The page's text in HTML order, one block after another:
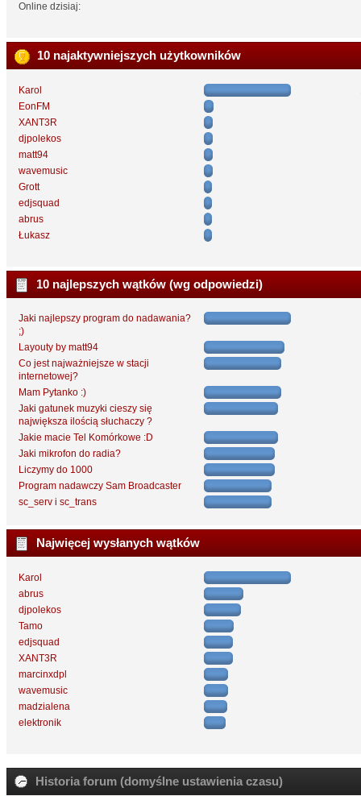
Online dzisiaj:
10 najaktywniejszych użytkowników
Karol
EonFM
XANT3R
djpolekos
matt94
wavemusic
Grott
edjsquad
abrus
Łukasz
10 najlepszych wątków (wg odpowiedzi)
Jaki najlepszy program do nadawania?
;)
Layouty by matt94
Co jest najważniejsze w stacji
internetowej?
Mam Pytanko :)
Jaki gatunek muzyki cieszy się
największa ilością słuchaczy ?
Jakie macie Tel Komórkowe :D
Jaki mikrofon do radia?
Liczymy do 1000
Program nadawczy Sam Broadcaster
sc_serv i sc_trans
Najwięcej wysłanych wątków
Karol
abrus
djpolekos
Tamo
edjsquad
XANT3R
marcinxdpl
wavemusic
madzialena
elektronik
Historia forum (domyślne ustawienia czasu)